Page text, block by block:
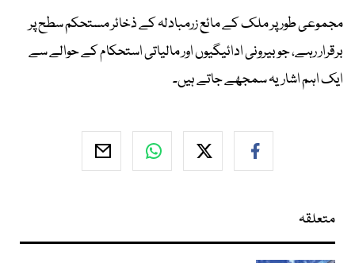
مجموعی طور پر ملک کے مائع زرمبادلہ کے ذخائر مستحکم سطح پر
برقرار رہے، جو بیرونی ادائیگیوں اور مالیاتی استحکام کے حوالے سے
ایک اہم اشاریہ سمجھے جاتے ہیں۔
متعلقہ